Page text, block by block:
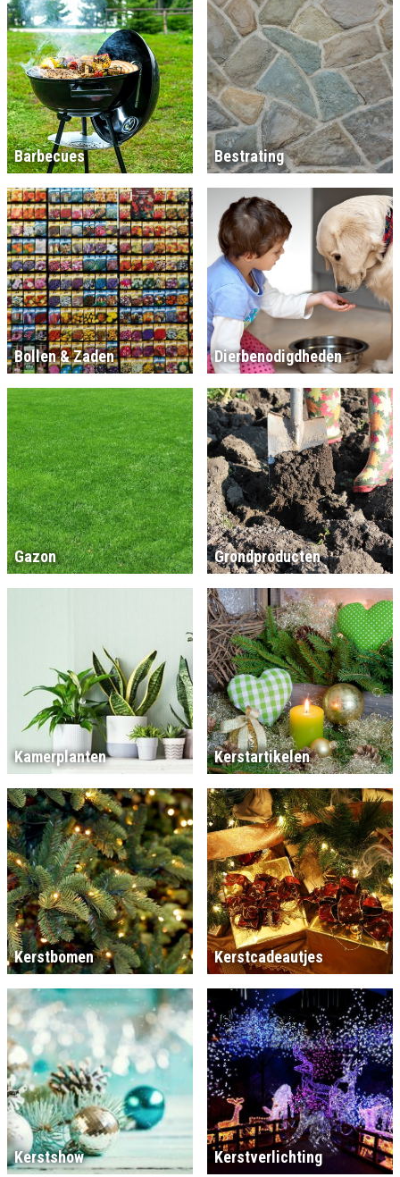
Barbecues Bestrating
Bollen & Zaden Dierbenodigdheden
Gazon Grondproducten
Kamerplanten Kerstartikelen
Kerstbomen Kerstcadeautjes
Kerstshow Kerstverlichting